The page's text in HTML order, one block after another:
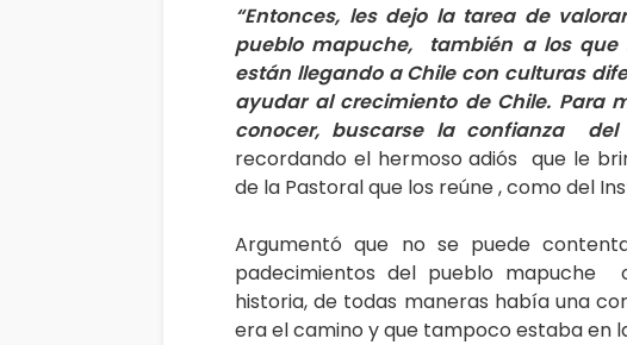
“Entonces, les dejo la tarea de
pueblo mapuche, también a los
están llegando a Chile con culturas
ayudar al crecimiento de Chile. Para
conocer, buscarse la confianza
recordando el hermoso adiós que le
de la Pastoral que los reúne , como del
Argumentó que no se puede
padecimientos del pueblo mapuche
historia, de todas maneras había una
era el camino y que tampoco estaba en